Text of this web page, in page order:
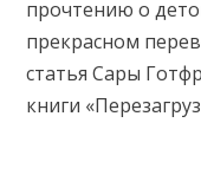
прочтению о
прекрасном
статья Сары
книги